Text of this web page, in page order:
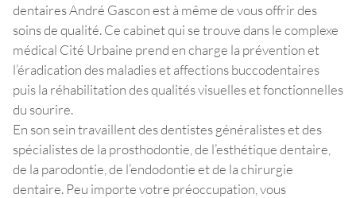
dentaires André Gascon est à même de vous offrir des
soins de qualité. Ce cabinet qui se trouve dans le complexe
médical Cité Urbaine prend en charge la prévention et
l’éradication des maladies et affections buccodentaires
puis la réhabilitation des qualités visuelles et fonctionnelles
du sourire.
En son sein travaillent des dentistes généralistes et des
spécialistes de la prosthodontie, de l’esthétique dentaire,
de la parodontie, de l’endodontie et de la chirurgie
dentaire. Peu importe votre préoccupation, vous